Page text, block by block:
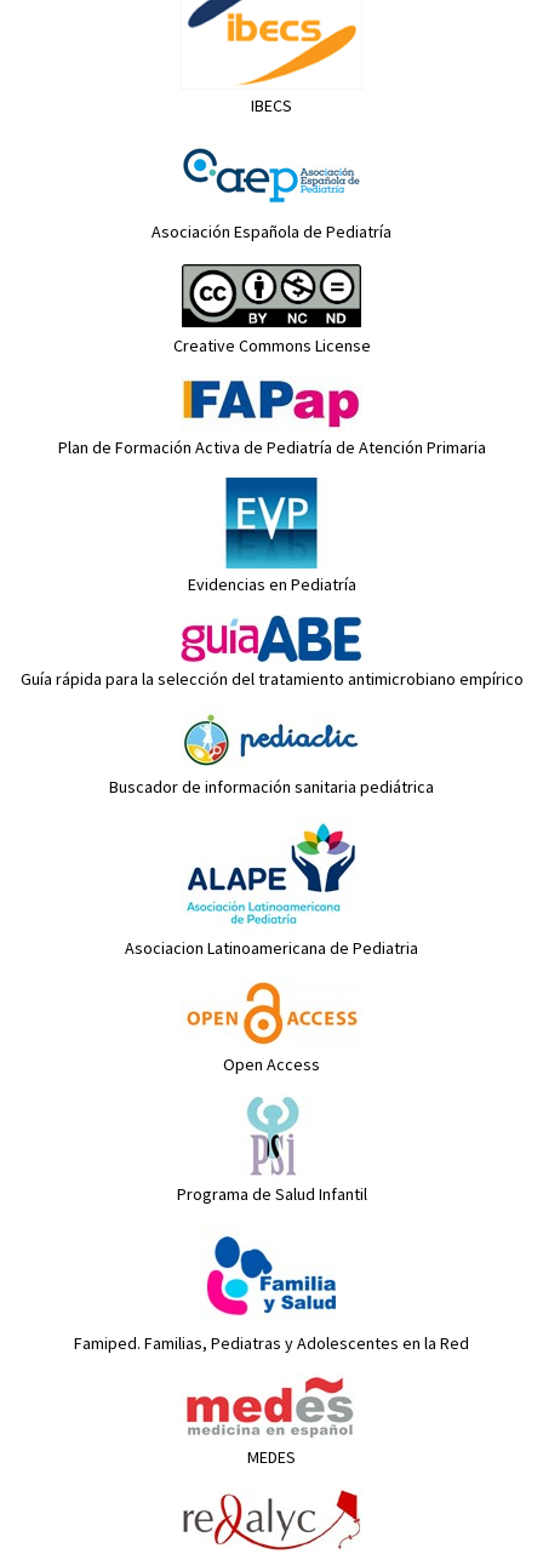
IBECS
Asociación Española de Pediatría
Creative Commons License
Plan de Formación Activa de Pediatría de Atención Primaria
Evidencias en Pediatría
Guía rápida para la selección del tratamiento antimicrobiano empírico
Buscador de información sanitaria pediátrica
Asociacion Latinoamericana de Pediatria
Open Access
Programa de Salud Infantil
Famiped. Familias, Pediatras y Adolescentes en la Red
MEDES